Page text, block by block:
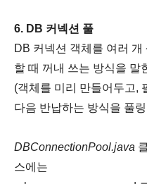
6. DB 커넥션 풀
DB 커넥션 객체를 여러
할 때 꺼내 쓰는 방식을 말
(객체를 미리 만들어두고,
다음 반납하는 방식을 풀
DBConnectionPool.java
스에는